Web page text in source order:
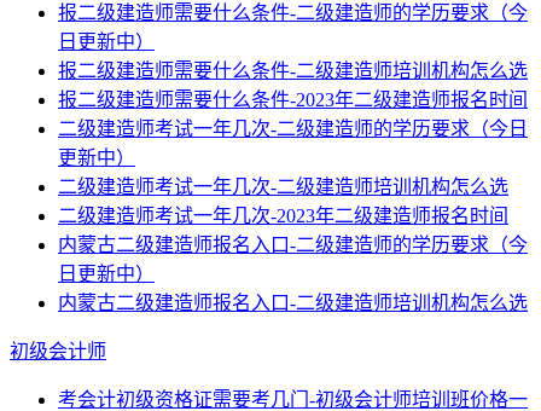
报二级建造师需要什么条件-二级建造师的学历要求（今
日更新中）
报二级建造师需要什么条件-二级建造师培训机构怎么选
报二级建造师需要什么条件-2023年二级建造师报名时间
二级建造师考试一年几次-二级建造师的学历要求（今日
更新中）
二级建造师考试一年几次-二级建造师培训机构怎么选
二级建造师考试一年几次-2023年二级建造师报名时间
内蒙古二级建造师报名入口-二级建造师的学历要求（今
日更新中）
内蒙古二级建造师报名入口-二级建造师培训机构怎么选
初级会计师
考会计初级资格证需要考几门-初级会计师培训班价格一